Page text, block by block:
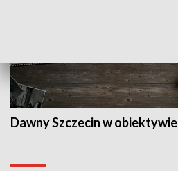
Dawny Szczecin w obiektywie